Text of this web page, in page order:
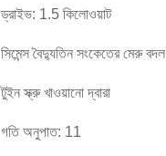
ড্রাইভ: 1.5 কিলোওয়াট
সিমেন্স বৈদ্যুতিন সংকেতের মেরু বদল
টুইন স্ক্রু খাওয়ানো দ্বারা
গতি অনুপাত: 11